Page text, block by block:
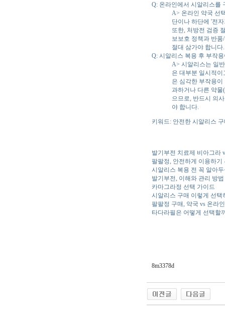
Q: 온라인에서 시알리스를
A> 온라인 약국 선
단이나 하단에 '전
또한, 처방전 검증
보보호 정책과 반
절대 삼가야 합니다.
Q: 시알리스 복용 후 부작
A> 시알리스는 일
은 대부분 일시적
은 심각한 부작용
과하거나 다른 약
으므로, 반드시 의
야 합니다.
키워드: 안전한 시알리스
발기부전 치료제 비아그라
팔팔정, 안전하게 이용하기
시알리스 복용 전 꼭 알아
발기부전, 이해와 관리 방법
카마그라정 선택 가이드
시알리스 구매 이렇게 선택
팔팔정 구매, 약국 vs 온라
타다라필은 어떻게 선택할
8m3378d